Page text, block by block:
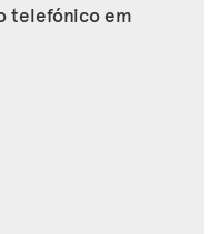
telefónico em